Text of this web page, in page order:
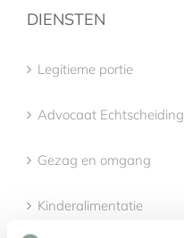
DIENSTEN
Legitieme portie
Advocaat Echtscheiding
Gezag en omgang
Kinderalimentatie